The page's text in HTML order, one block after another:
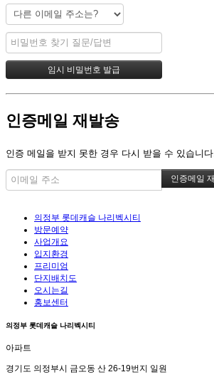
인증메일 재발송
인증 메일을 받지 못한 경우 다시 받을 수 있습니다.
의정부 롯데캐슬 나리벡시티
방문예약
사업개요
입지환경
프리미엄
단지배치도
오시는길
홍보센터
의정부 롯데캐슬 나리벡시티
아파트
경기도 의정부시 금오동 산 26-19번지 일원